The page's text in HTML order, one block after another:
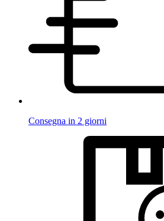
Consegna in 2 giorni